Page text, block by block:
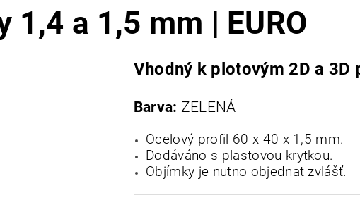
1,4 a 1,5 mm | EURO
Vhodný k plotovým 2D a 3D
Barva: ZELENÁ
Ocelový profil 60 x 40 x 1,5 mm.
Dodáváno s plastovou krytkou.
Objímky je nutno objednat zvlášť.